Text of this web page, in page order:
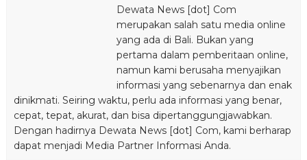
Dewata News [dot] Com
merupakan salah satu media online
yang ada di Bali. Bukan yang
pertama dalam pemberitaan online,
namun kami berusaha menyajikan
informasi yang sebenarnya dan enak
dinikmati. Seiring waktu, perlu ada informasi yang benar,
cepat, tepat, akurat, dan bisa dipertanggungjawabkan.
Dengan hadirnya Dewata News [dot] Com, kami berharap
dapat menjadi Media Partner Informasi Anda.